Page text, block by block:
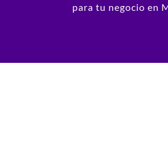
para tu negocio en